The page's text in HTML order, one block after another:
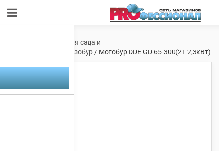
Техника для сада и
Бензобур / Мотобур DDE GD-65-300(2Т 2,3кВт)